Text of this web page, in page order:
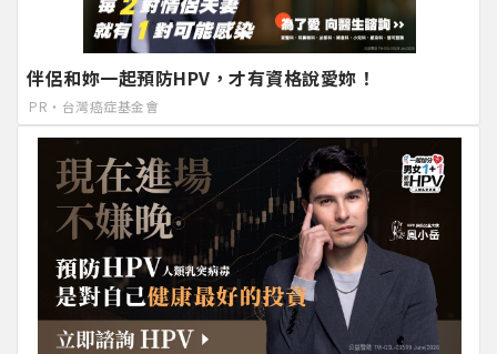
伴侶和妳一起預防HPV，才有資格說愛妳！
PR・台灣癌症基金會